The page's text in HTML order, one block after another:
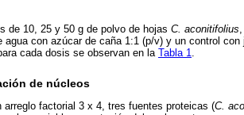
de 10, 25 y 50 g de polvo de hojas C. aconitifolius,
agua con azúcar de caña 1:1 (p/v) y un control
cada dosis se observan en la Tabla 1.
de núcleos
factorial 3 x 4, tres fuentes proteicas (C.